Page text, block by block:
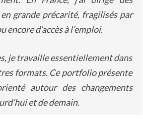
grande précarité, fragilisés par
d’accès à l’emploi.
je travaille essentiellement dans
formats. Ce portfolio présente
autour des changements
et de demain.